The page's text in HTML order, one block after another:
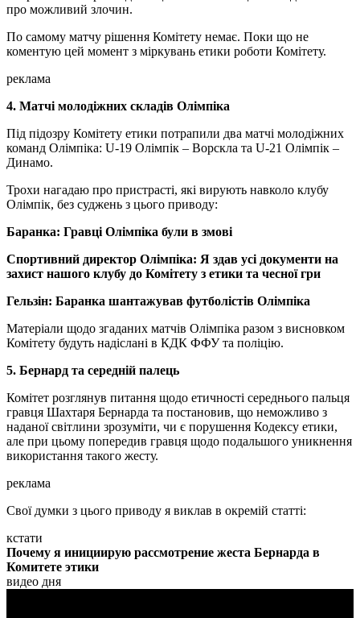
про можливий злочин.
По самому матчу рішення Комітету немає. Поки що не
коментую цей момент з міркувань етики роботи Комітету.
реклама
4. Матчі молодіжних складів Олімпіка
Під підозру Комітету етики потрапили два матчі молодіжних
команд Олімпіка: U-19 Олімпік – Ворскла та U-21 Олімпік –
Динамо.
Трохи нагадаю про пристрасті, які вирують навколо клубу
Олімпік, без суджень з цього приводу:
Баранка: Гравці Олімпіка були в змові
Спортивний директор Олімпіка: Я здав усі документи на
захист нашого клубу до Комітету з етики та чесної гри
Гельзін: Баранка шантажував футболістів Олімпіка
Матеріали щодо згаданих матчів Олімпіка разом з висновком
Комітету будуть надіслані в КДК ФФУ та поліцію.
5. Бернард та середній палець
Комітет розглянув питання щодо етичності середнього пальця
гравця Шахтаря Бернарда та постановив, що неможливо з
наданої світлини зрозуміти, чи є порушення Кодексу етики,
але при цьому попередив гравця щодо подальшого уникнення
використання такого жесту.
реклама
Свої думки з цього приводу я виклав в окремій статті:
кстати
Почему я инициирую рассмотрение жеста Бернарда в
Комитете этики
видео дня